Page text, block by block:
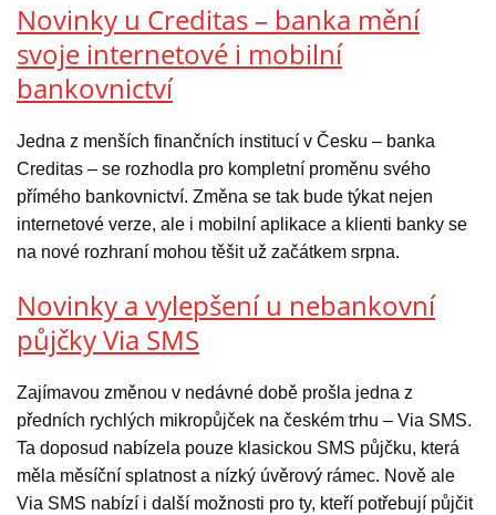
Novinky u Creditas – banka mění
svoje internetové i mobilní
bankovnictví
Jedna z menších finančních institucí v Česku – banka
Creditas – se rozhodla pro kompletní proměnu svého
přímého bankovnictví. Změna se tak bude týkat nejen
internetové verze, ale i mobilní aplikace a klienti banky se
na nové rozhraní mohou těšit už začátkem srpna.
Novinky a vylepšení u nebankovní
půjčky Via SMS
Zajímavou změnou v nedávné době prošla jedna z
předních rychlých mikropůjček na českém trhu – Via SMS.
Ta doposud nabízela pouze klasickou SMS půjčku, která
měla měsíční splatnost a nízký úvěrový rámec. Nově ale
Via SMS nabízí i další možnosti pro ty, kteří potřebují půjčit